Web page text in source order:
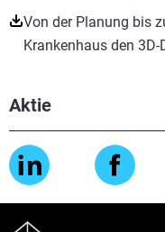
Von der Planung bis
Krankenhaus den
Aktie
Mehr sehen
Mehr sehen